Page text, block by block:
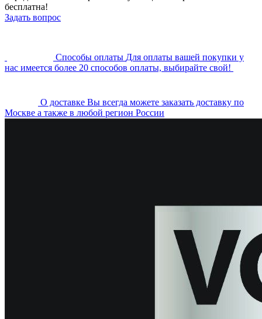
бесплатна!
Задать вопрос
Cпособы оплаты Для оплаты вашей покупки у
нас имеется более 20 способов оплаты, выбирайте свой!
О доставке Вы всегда можете заказать доставку по
Москве а также в любой регион России